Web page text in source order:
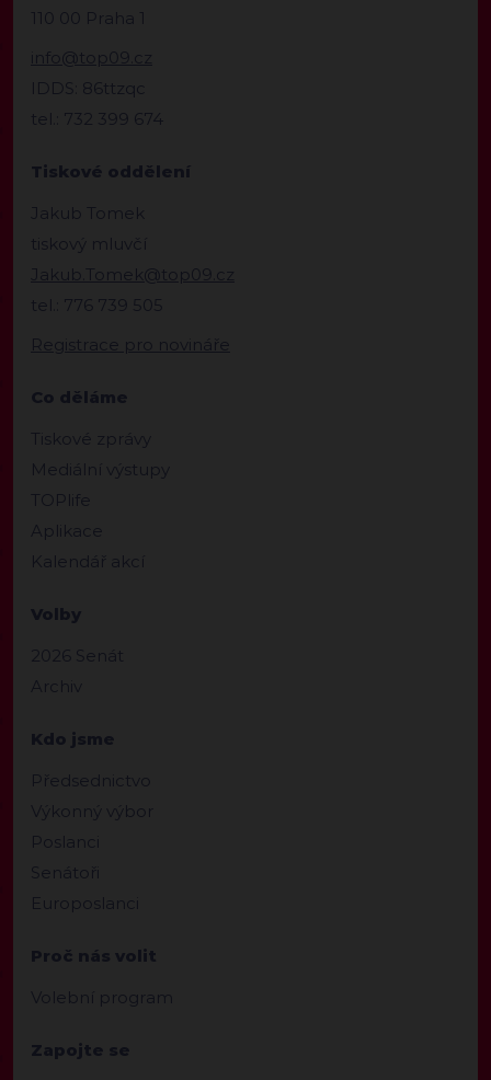
110 00 Praha 1
info@top09.cz
IDDS: 86ttzqc
tel.: 732 399 674
Tiskové oddělení
Jakub Tomek
tiskový mluvčí
Jakub.Tomek@top09.cz
tel.: 776 739 505
Registrace pro novináře
Co děláme
Tiskové zprávy
Mediální výstupy
TOPlife
Aplikace
Kalendář akcí
Volby
2026 Senát
Archiv
Kdo jsme
Předsednictvo
Výkonný výbor
Poslanci
Senátoři
Europoslanci
Proč nás volit
Volební program
Zapojte se